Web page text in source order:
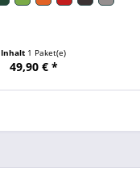
Inhalt 1 Paket(e)
49,90 € *